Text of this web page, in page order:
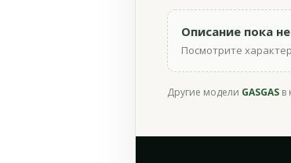
Описание пока
Посмотрите
Другие модели GASGAS в